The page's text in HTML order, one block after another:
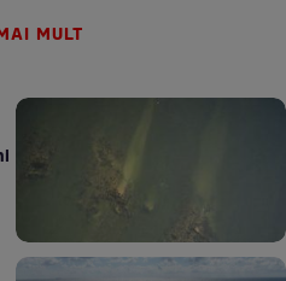
MULT